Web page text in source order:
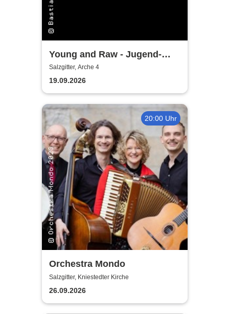
Young and Raw - Jugend-
Konzert
Salzgitter, Arche 4
19.09.2026
20:00 Uhr
Orchestra Mondo
Salzgitter, Kniestedter Kirche
26.09.2026